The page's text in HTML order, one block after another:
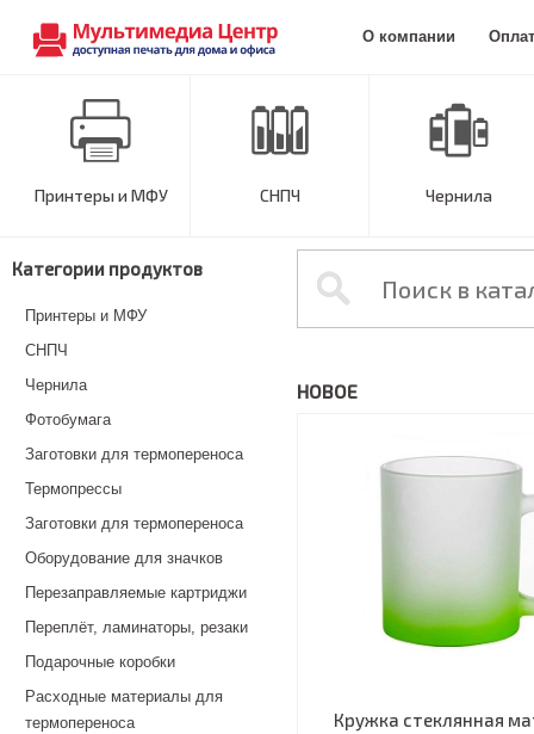
О компании
Принтеры и МФУ СНПЧ Чернила
Категории продуктов
Принтеры и МФУ
СНПЧ
Чернила
Фотобумага
Заготовки для термопереноса
Термопрессы
Заготовки для термопереноса
Оборудование для значков
Перезаправляемые картриджи
Переплёт, ламинаторы, резаки
Подарочные коробки
Расходные материалы для
термопереноса
НОВОЕ
Кружка стеклянная